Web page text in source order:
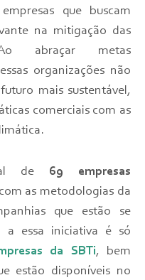
que buscam
na mitigação das
abraçar metas
organizações não
mais sustentável,
comerciais com as
de 69 empresas
as metodologias da
que estão se
a essa iniciativa é só
da SBTi, bem
estão disponíveis no